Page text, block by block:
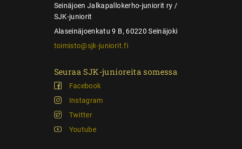
Seinäjoen Jalkapallokerho-juniorit ry /
SJK-juniorit
Alaseinäjoenkatu 9 B, 60220 Seinäjoki
toimisto@sjk-juniorit.fi
Seuraa SJK-junioreita somessa
Facebook
Instagram
Twitter
Youtube